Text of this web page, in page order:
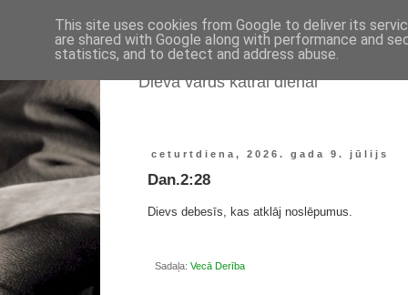
Dieva vārds katrai dienai
ceturtdiena, 2026. gada 9. jūlijs
Dan.2:28
Dievs debesīs, kas atklāj noslēpumus.
Sadaļa: Vecā Derība
This site uses cookies from Google to deliver its
are shared with Google along with performance and
statistics, and to detect and address abuse.